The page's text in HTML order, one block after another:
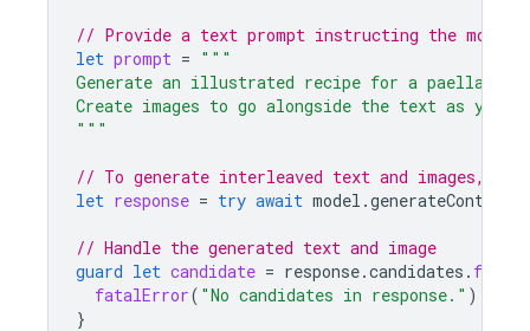
// Provide a text prompt instructing the model
let prompt = """
Generate an illustrated recipe for a paella.
Create images to go alongside the text as you
"""
// To generate interleaved text and images,
let response = try await model .generateContent
// Handle the generated text and image
guard let candidate = response.candidates . first
fatalError( "No candidates in response." )
}